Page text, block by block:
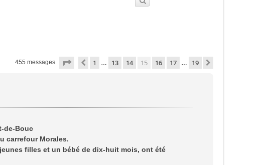
455 messages Page 15 sur 19
Précédente
1 … 13 14 15 16 17 … 19
de-Bouc
carrefour Morales.
filles et un bébé de dix-huit mois, ont été